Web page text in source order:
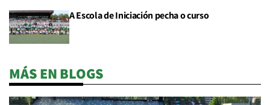
A Escola de Iniciación pecha o curso
MÁS EN BLOGS